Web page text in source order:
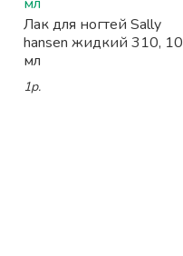
Лак для ногтей Sally
hansen жидкий 310, 10
мл
1р.